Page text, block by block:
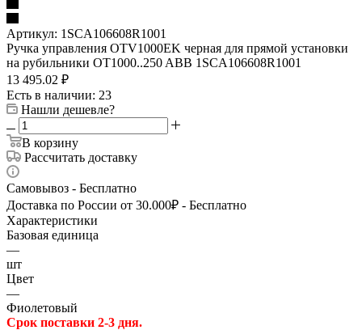
Артикул: 1SCA106608R1001
Ручка управления OTV1000EK черная для прямой установки
на рубильники OT1000..250 ABB 1SCA106608R1001
13 495.02 ₽
Есть в наличии: 23
Нашли дешевле?
В корзину
Рассчитать доставку
Самовывоз - Бесплатно
Доставка по России от 30.000₽ - Бесплатно
Характеристики
Базовая единица
—
шт
Цвет
—
Фиолетовый
Срок поставки 2-3 дня.